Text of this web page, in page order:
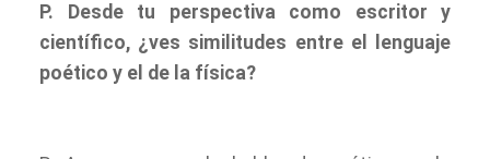
P. Desde tu perspectiva como escritor y
científico, ¿ves similitudes entre el lenguaje
poético y el de la física?